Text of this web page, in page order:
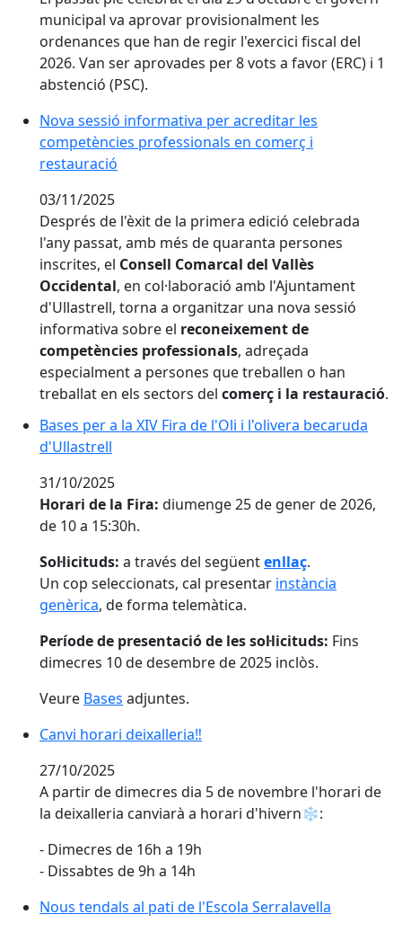
municipal va aprovar provisionalment les
ordenances que han de regir l'exercici fiscal del
2026. Van ser aprovades per 8 vots a favor (ERC) i 1
abstenció (PSC).
Nova sessió informativa per acreditar les
Nova sessió informativa per acreditar les
competències professionals en comerç i
restauració
03/11/2025
Després de l'èxit de la primera edició celebrada
l'any passat, amb més de quaranta persones
inscrites, el Consell Comarcal del Vallès
Occidental, en col·laboració amb l'Ajuntament
d'Ullastrell, torna a organitzar una nova sessió
informativa sobre el reconeixement de
competències professionals, adreçada
especialment a persones que treballen o han
treballat en els sectors del comerç i la restauració.
Bases per a la XIV Fira de l'Oli i l'olivera becaruda
Bases per a la XIV Fira de l'Oli i l'olivera becaruda
d'Ullastrell
31/10/2025
Horari de la Fira: diumenge 25 de gener de 2026,
de 10 a 15:30h.
Sol·licituds: a través del següentenllaç.
Un cop seleccionats, cal presentar instància
genèrica, de forma telemàtica.
Període de presentació de les sol·licituds: Fins
dimecres 10 de desembre de 2025 inclòs.
Veure Bases adjuntes.
Canvi horari deixalleria‼️
Canvi horari deixalleria‼️
27/10/2025
A partir de dimecres dia 5 de novembre l'horari de
la deixalleria canviarà a horari d'hivern❄️:
- Dimecres de 16h a 19h
- ⁠Dissabtes de 9h a 14h
Nous tendals al pati de l'Escola Serralavella
Nous tendals al pati de l'Escola Serralavella